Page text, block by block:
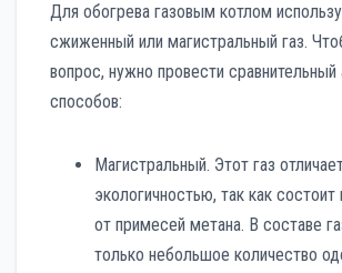
Для обогрева газовым котлом
сжиженный или магистральный газ.
вопрос, нужно провести сравнительный
способов:
Магистральный. Этот газ
экологичностью, так как
от примесей метана. В составе
только небольшое количество